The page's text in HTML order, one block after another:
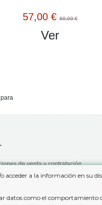
57,00 €60,00 €
Ver
de venta y contratación
de privacidada la información en su
datos como el comportamiento